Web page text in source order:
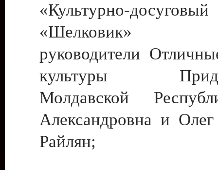
«Культурно-
«Шелковик»
руководители
культуры
Молдавской
Александровна и
Райлян;